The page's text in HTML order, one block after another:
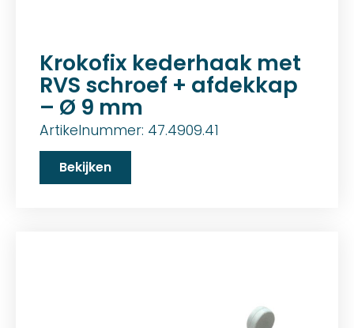
Krokofix kederhaak met
RVS schroef + afdekkap
– Ø 9 mm
Artikelnummer: 47.4909.41
Bekijken